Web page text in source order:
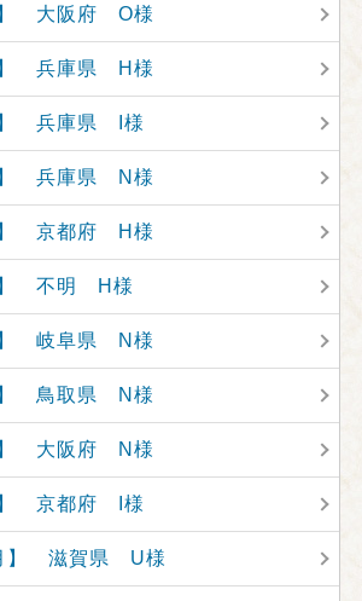
】 大阪府 O様
】 兵庫県 H様
】 兵庫県 I様
】 兵庫県 N様
】 京都府 H様
】 不明 H様
】 岐阜県 N様
】 鳥取県 N様
】 大阪府 N様
】 京都府 I様
】 滋賀県 U様